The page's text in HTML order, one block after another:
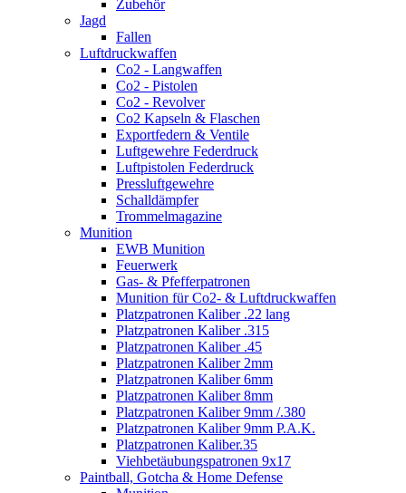
Zubehör
Jagd
Fallen
Luftdruckwaffen
Co2 - Langwaffen
Co2 - Pistolen
Co2 - Revolver
Co2 Kapseln & Flaschen
Exportfedern & Ventile
Luftgewehre Federdruck
Luftpistolen Federdruck
Pressluftgewehre
Schalldämpfer
Trommelmagazine
Munition
EWB Munition
Feuerwerk
Gas- & Pfefferpatronen
Munition für Co2- & Luftdruckwaffen
Platzpatronen Kaliber .22 lang
Platzpatronen Kaliber .315
Platzpatronen Kaliber .45
Platzpatronen Kaliber 2mm
Platzpatronen Kaliber 6mm
Platzpatronen Kaliber 8mm
Platzpatronen Kaliber 9mm /.380
Platzpatronen Kaliber 9mm P.A.K.
Platzpatronen Kaliber.35
Viehbetäubungspatronen 9x17
Paintball, Gotcha & Home Defense